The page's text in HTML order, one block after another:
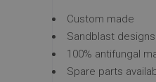
Custom made
Sandblast
100% antifungal
Spare parts